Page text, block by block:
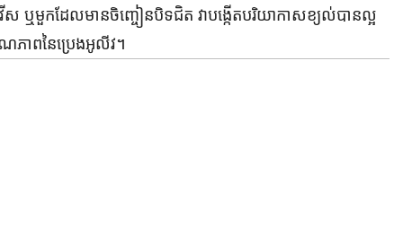
មួកដែលមានចិញ្ចៀនបិទជិត វាបង្កើតបរិយាកាសខ្យល់បានល្អ
ភាពនៃប្រេងអូលីវ។